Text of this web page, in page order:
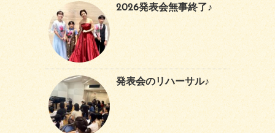
2026発表会無事終了♪
発表会のリハーサル♪